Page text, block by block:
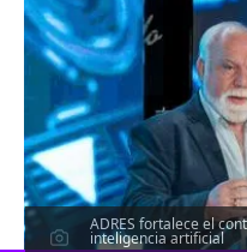
ADRES fortalece el
inteligencia artificial